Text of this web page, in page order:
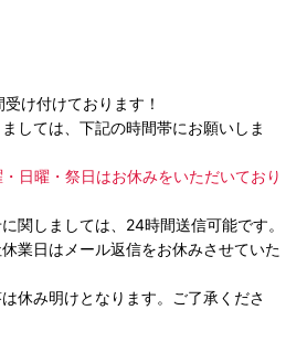
け付けております！
しては、下記の時間帯にお願いしま
日曜・祭日はお休みをいただいており
関しましては、24時間送信可能です。
業日はメール返信をお休みさせていた
休み明けとなります。ご了承くださ